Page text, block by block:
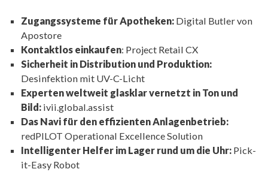
Zugangssysteme für Apotheken: Digital Butler von
Apostore
Kontaktlos einkaufen: Project Retail CX
Sicherheit in Distribution und Produktion:
Desinfektion mit UV-C-Licht
Experten weltweit glasklar vernetzt in Ton und
Bild: ivii.global.assist
Das Navi für den effizienten Anlagenbetrieb:
redPILOT Operational Excellence Solution
Intelligenter Helfer im Lager rund um die Uhr: Pick-
it-Easy Robot